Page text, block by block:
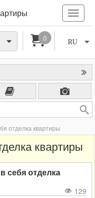
RU
0
отделка квартиры
квартиры
себя отделка
129